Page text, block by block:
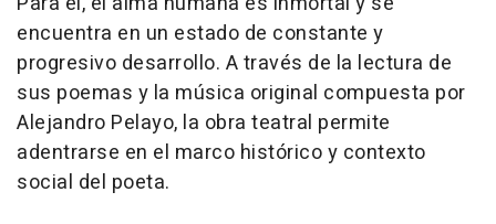
encuentra en un estado de constante y
progresivo desarrollo. A través de la lectura de
sus poemas y la música original compuesta por
Alejandro Pelayo, la obra teatral permite
adentrarse en el marco histórico y contexto
social del poeta.